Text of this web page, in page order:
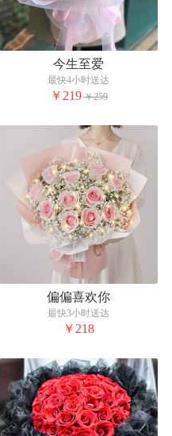
今生至爱
最快4小时送达
￥219 ￥259
偏偏喜欢你
最快3小时送达
￥218